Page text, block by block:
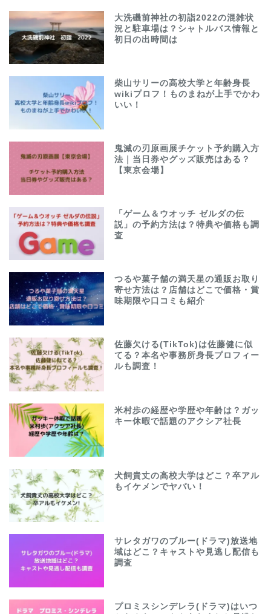
大洗磯前神社の初詣2022の混雑状
況と駐車場は？シャトルバス情報と
初日の出時間は
柴山サリーの高校大学と年齢身長
wikiプロフ！ものまねが上手でかわ
いい！
鬼滅の刃原画展チケット予約購入方
法｜当日券やグッズ販売はある？
【東京会場】
「ゲーム＆ウオッチ ゼルダの伝
説」の予約方法は？特典や価格も調
査
つるや菓子舗の満天星の通販お取り
寄せ方法は？店舗はどこで価格・賞
味期限や口コミも紹介
佐藤欠ける(TikTok)は佐藤健に似
てる？本名や事務所身長プロフィー
ルも調査！
米村歩の経歴や学歴や年齢は？ガッ
キー休暇で話題のアクシア社長
犬飼貴丈の高校大学はどこ？卒アル
もイケメンでヤバい！
サレタガワのブルー(ドラマ)放送地
域はどこ？キャストや見逃し配信も
調査
プロミスシンデレラ(ドラマ)はいつ